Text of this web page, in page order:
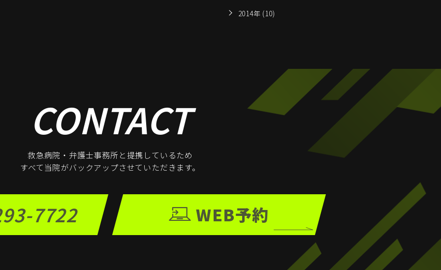
2014年 (10)
CONTACT
救急病院・弁護士事務所と提携しているため
すべて当院がバックアップさせていただきます。
7722 WEB予約